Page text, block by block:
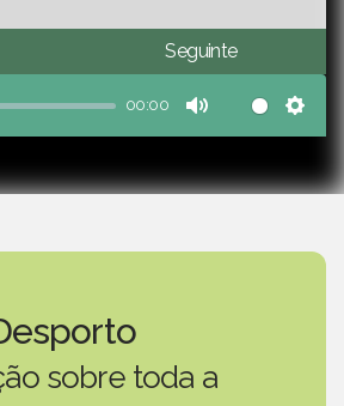
Seguinte
00:00
Mute
sobre toda a